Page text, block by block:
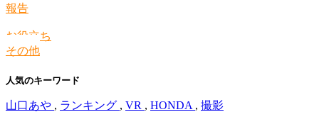
報告
お役立ち
その他
人気のキーワード
山口あや , ランキング , VR , HONDA , 撮影